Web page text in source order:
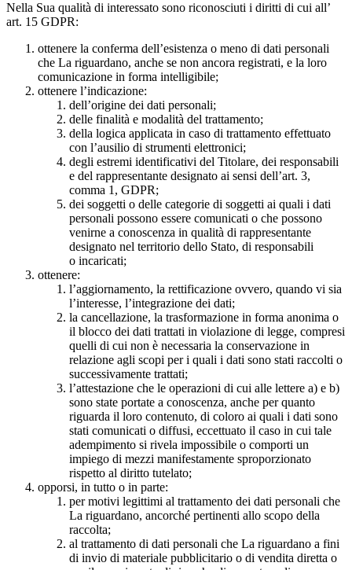
Nella Sua qualità di interessato sono riconosciuti i diritti di cui all’
art. 15 GDPR:
ottenere la conferma dell’esistenza o meno di dati personali
che La riguardano, anche se non ancora registrati, e la loro
comunicazione in forma intelligibile;
ottenere l’indicazione:
dell’origine dei dati personali;
delle finalità e modalità del trattamento;
della logica applicata in caso di trattamento effettuato
con l’ausilio di strumenti elettronici;
degli estremi identificativi del Titolare, dei responsabili
e del rappresentante designato ai sensi dell’art. 3,
comma 1, GDPR;
dei soggetti o delle categorie di soggetti ai quali i dati
personali possono essere comunicati o che possono
venirne a conoscenza in qualità di rappresentante
designato nel territorio dello Stato, di responsabili
o incaricati;
ottenere:
l’aggiornamento, la rettificazione ovvero, quando vi sia
l’interesse, l’integrazione dei dati;
la cancellazione, la trasformazione in forma anonima o
il blocco dei dati trattati in violazione di legge, compresi
quelli di cui non è necessaria la conservazione in
relazione agli scopi per i quali i dati sono stati raccolti o
successivamente trattati;
l’attestazione che le operazioni di cui alle lettere a) e b)
sono state portate a conoscenza, anche per quanto
riguarda il loro contenuto, di coloro ai quali i dati sono
stati comunicati o diffusi, eccettuato il caso in cui tale
adempimento si rivela impossibile o comporti un
impiego di mezzi manifestamente sproporzionato
rispetto al diritto tutelato;
opporsi, in tutto o in parte:
per motivi legittimi al trattamento dei dati personali che
La riguardano, ancorché pertinenti allo scopo della
raccolta;
al trattamento di dati personali che La riguardano a fini
di invio di materiale pubblicitario o di vendita diretta o